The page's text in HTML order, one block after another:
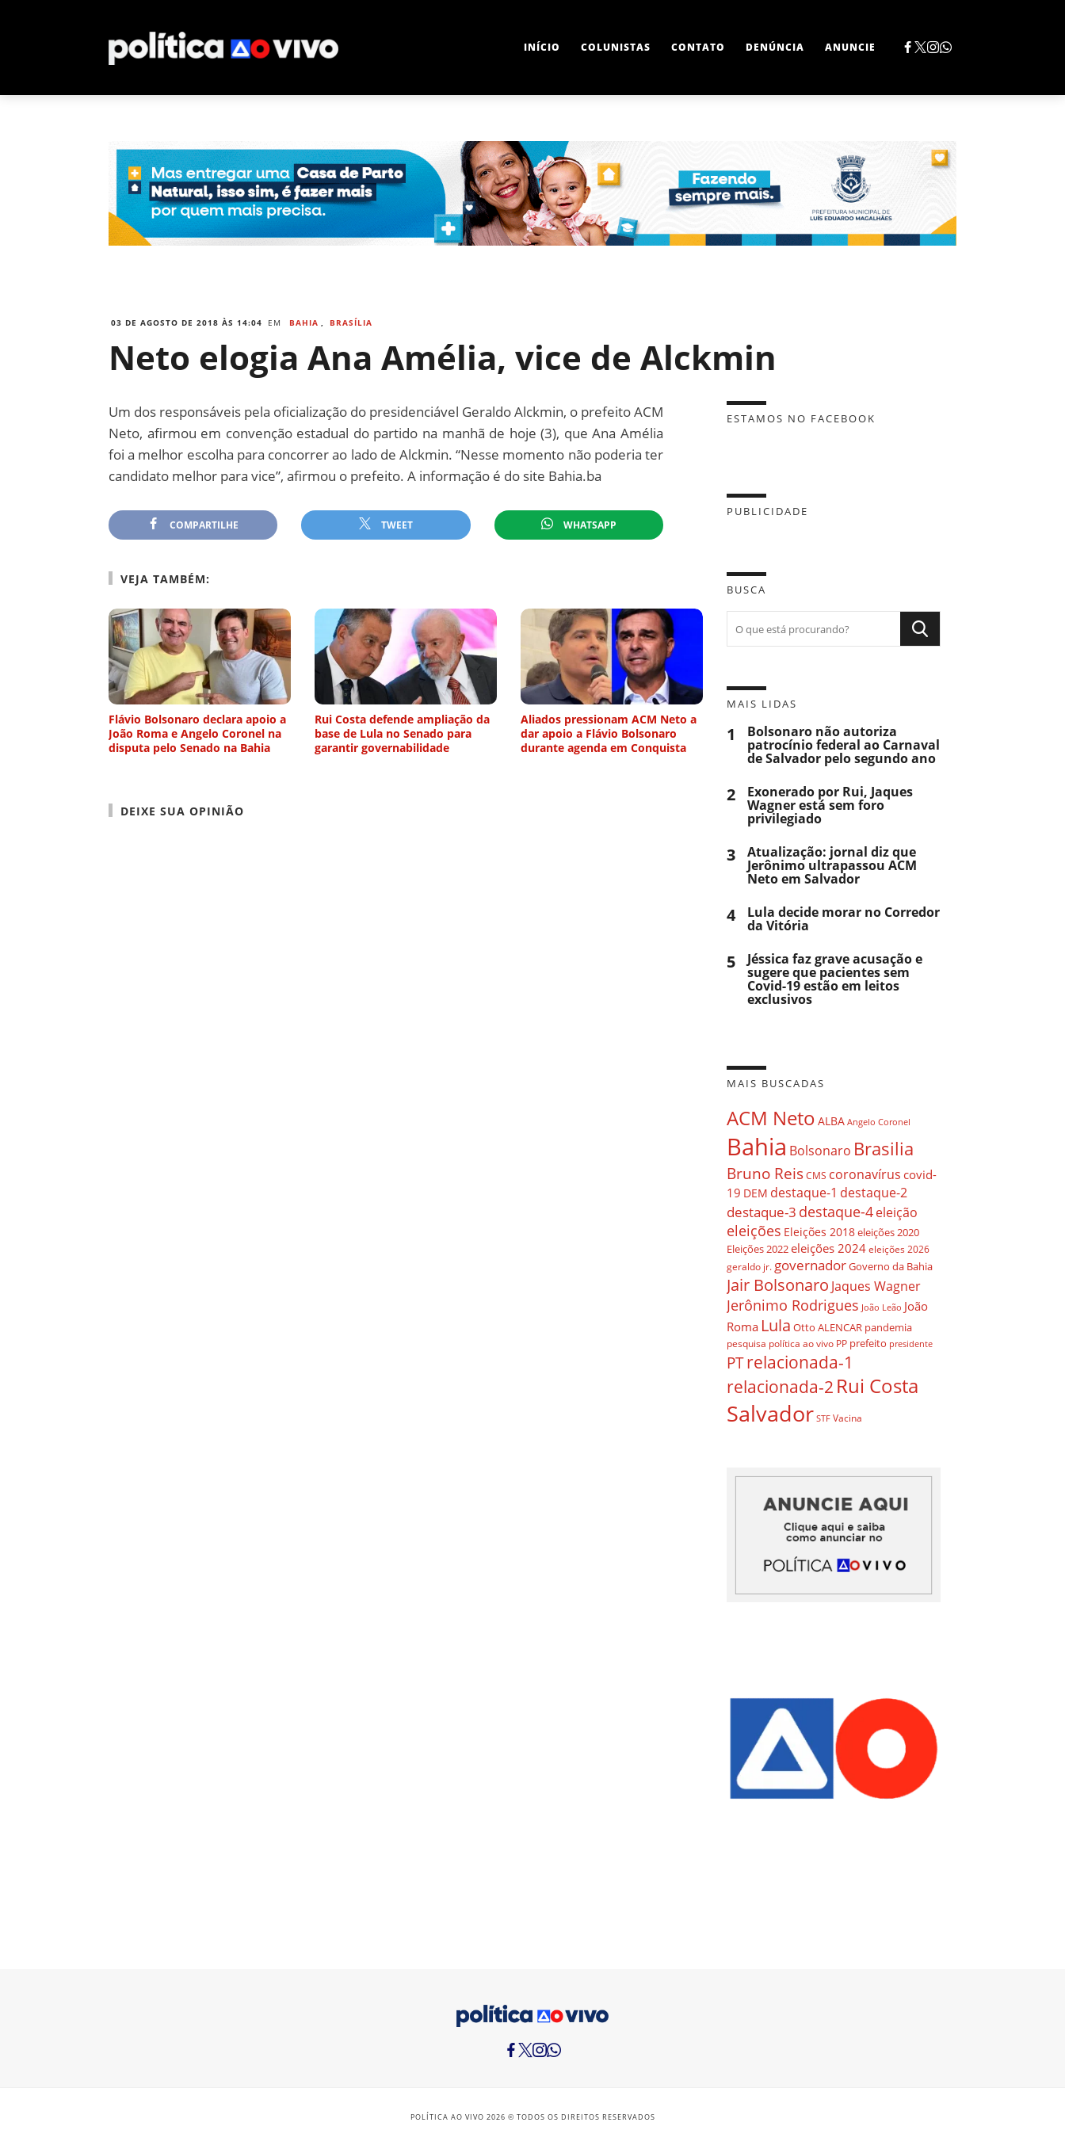
INÍCIO COLUNISTAS CONTATO DENÚNCIA ANUNCIE
03 DE AGOSTO DE 2018 ÀS 14:04 EM BAHIA , BRASÍLIA
Neto elogia Ana Amélia, vice de Alckmin
Um dos responsáveis pela oficialização do presidenciável Geraldo Alckmin, o prefeito ACM
Neto, afirmou em convenção estadual do partido na manhã de hoje (3), que Ana Amélia
foi a melhor escolha para concorrer ao lado de Alckmin. “Nesse momento não poderia ter
candidato melhor para vice”, afirmou o prefeito. A informação é do site Bahia.ba
COMPARTILHE TWEET WHATSAPP
VEJA TAMBÉM:
Flávio Bolsonaro declara apoio a
João Roma e Angelo Coronel na
disputa pelo Senado na Bahia
Rui Costa defende ampliação da
base de Lula no Senado para
garantir governabilidade
Aliados pressionam ACM Neto a
dar apoio a Flávio Bolsonaro
durante agenda em Conquista
DEIXE SUA OPINIÃO
ESTAMOS NO FACEBOOK
PUBLICIDADE
BUSCA
MAIS LIDAS
1 Bolsonaro não autoriza
patrocínio federal ao Carnaval
de Salvador pelo segundo ano
2 Exonerado por Rui, Jaques
Wagner está sem foro
privilegiado
3 Atualização: jornal diz que
Jerônimo ultrapassou ACM
Neto em Salvador
4 Lula decide morar no Corredor
da Vitória
5 Jéssica faz grave acusação e
sugere que pacientes sem
Covid-19 estão em leitos
exclusivos
MAIS BUSCADAS
ACM Neto ALBA Angelo Coronel
Bahia Bolsonaro Brasilia
Bruno ReisCMS coronavírus covid-
19 DEM destaque-1 destaque-2
destaque-3 destaque-4eleição
eleições Eleições 2018eleições 2020
Eleições 2022eleições 2024 eleições 2026
geraldo jr. governadorGoverno da Bahia
Jair Bolsonaro Jaques Wagner
Jerônimo Rodrigues João Leão João
Roma Lula Otto ALENCAR pandemia
pesquisa política ao vivo PP prefeito presidente
PTrelacionada-1
relacionada-2 Rui Costa
Salvador STF Vacina
POLÍTICA AO VIVO 2026 © TODOS OS DIREITOS RESERVADOS